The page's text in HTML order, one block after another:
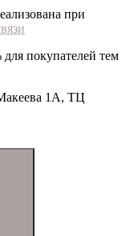
при
покупателей тем
1А, ТЦ